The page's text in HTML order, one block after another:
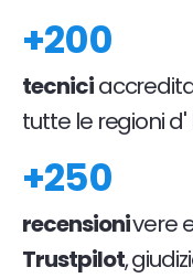
+200
tecnici
tutte le regioni d'
+250
recensionivere
Trustpilot,